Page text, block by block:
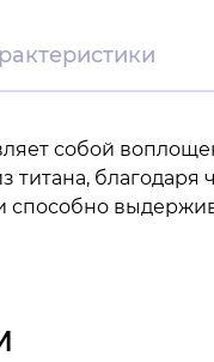
собой
титана,
способно